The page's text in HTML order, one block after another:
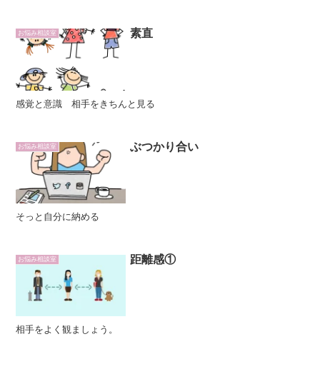
お悩み相談室 素直
感覚と意識 相手をきちんと見る
お悩み相談室 ぶつかり合い
そっと自分に納める
お悩み相談室 距離感①
相手をよく観ましょう。